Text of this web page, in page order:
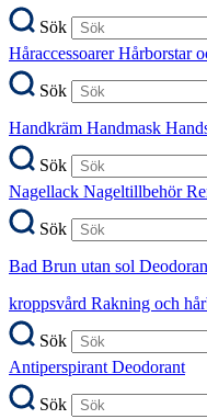
Sök
HåraccessoarerHårborstar
Sök
Handkräm Handmask
Sök
Nagellack Nageltillbehör
Sök
Bad Brun utan sol
kroppsvård Rakning och
Sök
Antiperspirant Deodorant
Sök